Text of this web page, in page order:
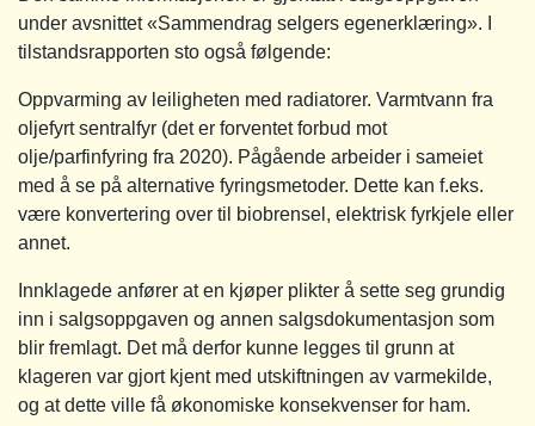
under avsnittet «Sammendrag selgers egenerklæring». I
tilstandsrapporten sto også følgende:
Oppvarming av leiligheten med radiatorer. Varmtvann fra
oljefyrt sentralfyr (det er forventet forbud mot
olje/parfinfyring fra 2020). Pågående arbeider i sameiet
med å se på alternative fyringsmetoder. Dette kan f.eks.
være konvertering over til biobrensel, elektrisk fyrkjele eller
annet.
Innklagede anfører at en kjøper plikter å sette seg grundig
inn i salgsoppgaven og annen salgsdokumentasjon som
blir fremlagt. Det må derfor kunne legges til grunn at
klageren var gjort kjent med utskiftningen av varmekilde,
og at dette ville få økonomiske konsekvenser for ham.